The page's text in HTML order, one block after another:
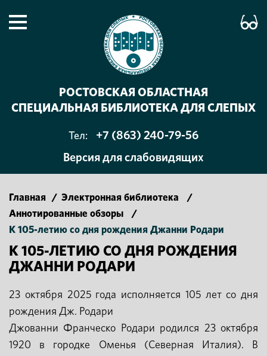
РОСТОВСКАЯ ОБЛАСТНАЯ
СПЕЦИАЛЬНАЯ БИБЛИОТЕКА ДЛЯ СЛЕПЫХ
Тел:
+7 (863) 240-79-56
Версия для слабовидящих
Главная / Электронная библиотека
/
Аннотированные обзоры
/
К 105-летию со дня рождения Джанни Родари
К 105-ЛЕТИЮ СО ДНЯ РОЖДЕНИЯ
ДЖАННИ РОДАРИ
23 октября 2025 года исполняется 105 лет со дня
рождения Дж. Родари
Джованни Франческо Родари родился 23 октября
1920 в городке Оменья (Северная Италия). В